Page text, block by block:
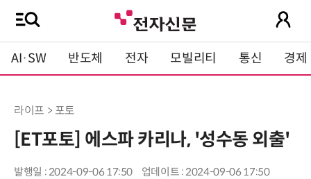
AI·SW 반도체 전자 모빌리티 통신 경제
라이프 > 포토
[ET포토] 에스파 카리나, '성수동 외출'
발행일 : 2024-09-06 17:50 업데이트 : 2024-09-06 17:50